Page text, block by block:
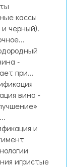
кассы
черный).
-
при...
вина -
и
игристые